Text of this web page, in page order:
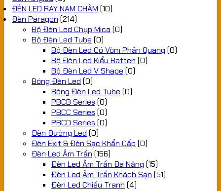
ĐÈN LED RAY NAM CHÂM (10)
Đèn Paragon (214)
Bộ Đèn Led Chụp Mica (0)
Bộ Đèn Led Tube (0)
Bộ Đèn Led Có Vòm Phản Quang (0)
Bộ Đèn Led Kiểu Batten (0)
Bộ Đèn Led V Shape (0)
Bóng Đèn Led (0)
Bóng Đèn Led Tube (0)
PBCB Series (0)
PBCC Series (0)
PBCD Series (0)
Đèn Đường Led (0)
Đèn Exit & Đèn Sạc Khẩn Cấp (0)
Đèn Led Âm Trần (156)
Đèn Led Âm Trần Đa Năng (15)
Đèn Led Âm Trần Khách Sạn (51)
Đèn Led Chiếu Tranh (4)